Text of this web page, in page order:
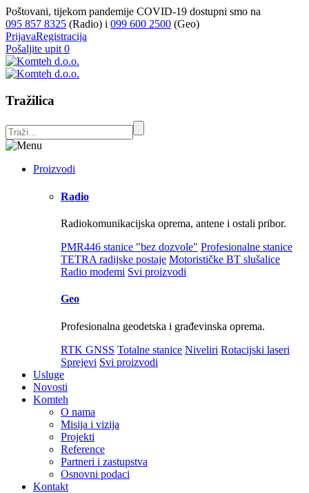
Poštovani, tijekom pandemije COVID-19 dostupni smo na
095 857 8325 (Radio) i 099 600 2500 (Geo)
PrijavaRegistracija
Pošaljite upit 0
Tražilica
Proizvodi
Radio
Radiokomunikacijska oprema, antene i ostali pribor.
PMR446 stanice "bez dozvole" Profesionalne stanice
TETRA radijske postaje Motorističke BT slušalice
Radio modemi Svi proizvodi
Geo
Profesionalna geodetska i građevinska oprema.
RTK GNSS Totalne stanice Niveliri Rotacijski laseri
Sprejevi Svi proizvodi
Usluge
Novosti
Komteh
O nama
Misija i vizija
Projekti
Reference
Partneri i zastupstva
Osnovni podaci
Kontakt